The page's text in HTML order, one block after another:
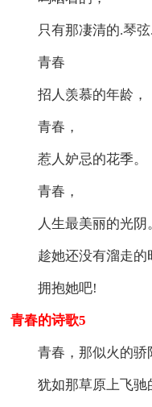
只有那凄清的.琴弦
青春
招人羡慕的年龄，
青春，
惹人妒忌的花季。
青春，
人生最美丽的光阴
趁她还没有溜走的
拥抱她吧!
青春的诗歌5
青春，那似火的骄
犹如那草原上飞驰